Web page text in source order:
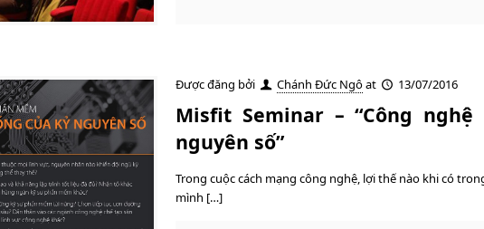
Được đăng bởi Chánh Đức Ngôat 13/07/2016
Misfit Seminar – “Công
nguyên số”
Trong cuộc cách mạng công nghệ, lợi thế nào khi có
mình […]